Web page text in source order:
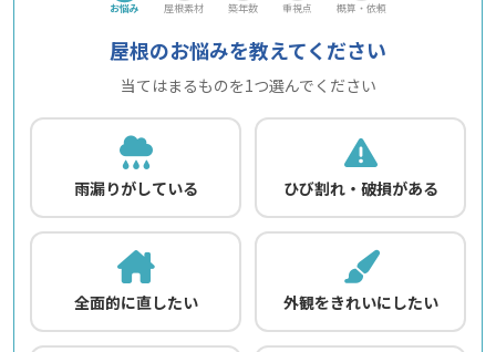
お悩み 屋根素材 築年数 重視点 概算・依頼
屋根のお悩みを教えてください
当てはまるものを1つ選んでください
雨漏りがしている ひび割れ・破損がある
全面的に直したい 外観をきれいにしたい